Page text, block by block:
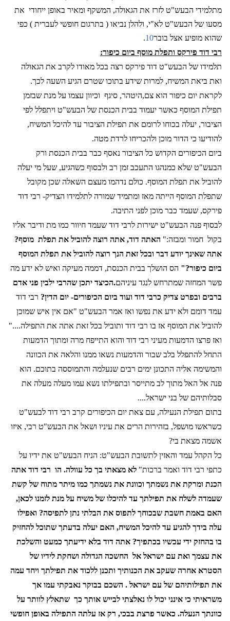
מתלמידי הבעש"ט לזרז את הגאולה, המשקף ומאיר באופן ייחודי את
מסעו של הבעש"ט לא"י, ולהלן נביאו ( בתרגום חופשי לעברית ) כפי
שהוא מופיע אצל בובר10
.
רבי דוד פירקס ותפלת מוסף ביום כיפור:
תלמידו של הבעש"ט דוד פירקס רצה בכל מאודו לקרב את הגאולה
ואת ביאת המשיח, למרות שידע בתוכו שטרם הגיע השעה לכך.
לקראת יום כיפור הוא צם,היטהר, סיגף וכיוון עצמו על מנת שבזמן
תפילת המוסף כאשר יעמוד בבית הכנסת של הבעש"ט ויתפלל לפי
הציבור, יעלה בכוחו לרומם את תפילת הציבור עד להיכל המשיח,
להודיעו כי הדור מוכן ולהכריחו לרדת מטה.
ביום הכיפורים הקדוש כל הציבור נאסף כבר בבית הכנסת ורק
הבעש"ט שלא כמנהגו התעכב זמן רב ולבסוף כשהגיע, שעל מי יעלה
להוביל את תפלת המוסף. כולם נדהמו מעצם השאלה שכן מקובל
שתפלת המוסף הייתה מאז ומתמיד שמורה לתלמידו הצדיק- רבי דוד
פירקס, שעמד כבר מוכן לפני התיבה.
לבסוף פנה הבעש"ט ישירות לרבי דוד שעמד חיוור כמו מת ודיבר אליו
בקול חמור ומבזה:" האתה דוד, אתה רוצה להוביל את תפלת מוסף?
אתה שאינך יודע דבר ובכל זאת הנך רוצה להוביל את תפלת המוסף
ביום כיפור?" הס הושלך בבית הכנסת, דממה מעיקה ואיש לא ידע מה
פשר המחזה שמתרחש לנגד עיניהם.הכיצד יתכן שהרבי ילבין פני אדם
ברבים ובפרט צדיק כרבי דוד ועוד ביום הכיפורים- יום הדין? רבי דוד
עמד דומם ולא ידע את נפשו ואז אמר הבעש"ט "אם אין איש שמוכן
להוביל את המוסף אז בו רבי דוד ותוביל בכל זאת אתה את התפילה...."
ואז פרצו הדמעות מעיני רבי דוד והוא התייפח מרה ומתוך הדמעות
התחל להתפלל בלב שבור והדמעות נשאו ממנו והלאה את הכוונה
והמשימה אליה התכונן ימים רבים שנעלמה והתמוססה בתוכם. הוא
פנה אל האל מתוך לב מתייסר ובתפילתו נשא עמו מעלה מעלה את
סבלותיהם של בני ישראל....
בתום תפילת הנעילה, עם צאת יום הכיפורים קרב רבי דוד לבעש"ט
כשראשו מושפל, בזהירות הרים את עיניו ושאל את הבעש"ט רבי, איזו
אשמה מצאת בי?
כל הקהל עמד והאזין לתשובת הבעש"ט: הניח הבעש"ט את ידיו על
כתפי רבי דוד ואמר ברכות" לא מצאתי בך כל עוולה. הו רבי דוד אתה
הכנת ומרקת את נשמתך וכוונת את נשמתך כמו מיתר מתוח של קשת
שעמדה לשלח את תפילתך עד להיכלו של משיח על מנת לזמנו לכאן,
האם באמת חשבת שבכוחך לתפוס את הבלתי נתן לתפיסה? ואפילו
עלה בידך להגיע עד להיכל המשיח, האם יעלה בדעתך שתוכל להחזיק
בו בהחזק ידי עכשיו בכתפיך? אתה דוד בלא ידיעתך כמעט והשלכת
את עצמך ואת עם ישראל אל החשכה הגדולה ושחקת לידיו של
הסטרא אחרה שעקב את הכנותיך ותכנן ללכוד את תפילתך ויחד עמה
את תפילותיהם של עם ישראל . השכם בבוקר נאבקתי עמו אך
משראיתי כי אינני יכול לו נאלצתי לבייש אותך כך שתאלץ לוותר על
כוונתך הנעלה. כאשר פרצת בבכי, רק אז עלתה התפילה באופן חופשי